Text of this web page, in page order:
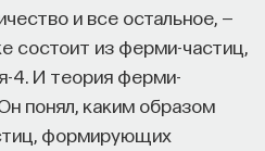
и все остальное, —
состоит из ферми-частиц,
4. И теория ферми-
понял, каким образом
формирующих